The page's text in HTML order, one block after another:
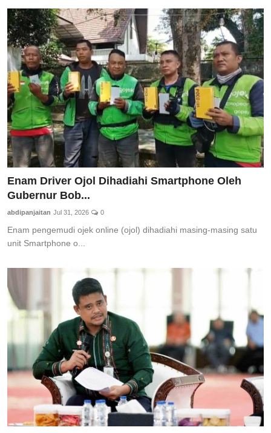
Enam Driver Ojol Dihadiahi Smartphone Oleh
Gubernur Bob...
abdipanjaitan Jul 31, 2026 0
Enam pengemudi ojek online (ojol) dihadiahi masing-masing satu
unit Smartphone o...